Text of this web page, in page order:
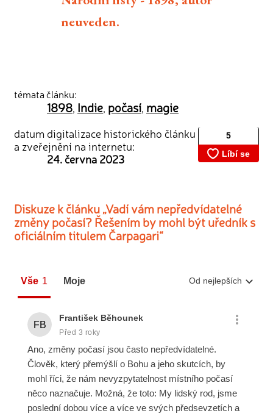
neuveden.
témata článku:
1898, Indie, počasí, magie
datum digitalizace historického článku
a zveřejnění na internetu:
24. června 2023
Diskuze k článku „Vadí vám nepředvídatelné
změny počasí? Řešením by mohl být uředník s
oficiálním titulem Čarpagari“